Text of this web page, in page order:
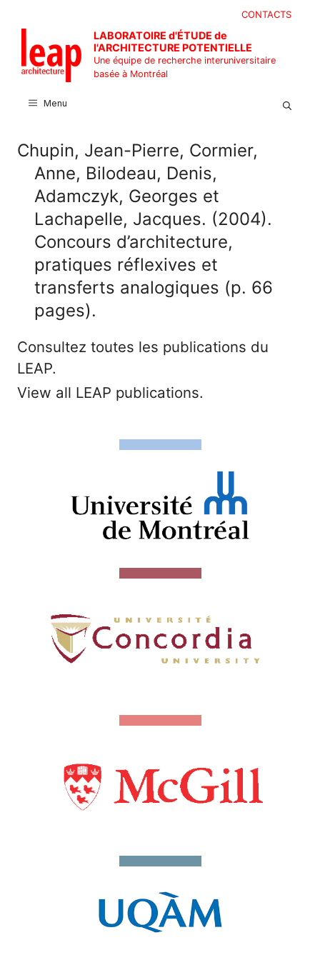
contenu
CONTACTS
LABORATOIRE d'ÉTUDE de
l'ARCHITECTURE POTENTIELLE
Une équipe de recherche interuniversitaire
basée à Montréal
Menu
Chupin, Jean-Pierre, Cormier,
Anne, Bilodeau, Denis,
Adamczyk, Georges et
Lachapelle, Jacques. (2004).
Concours d’architecture,
pratiques réflexives et
transferts analogiques (p. 66
pages).
Consultez toutes les publications du
LEAP.
View all LEAP publications.